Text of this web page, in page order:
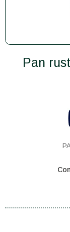
Pan